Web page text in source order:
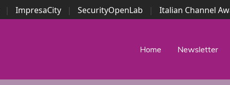
| ImpresaCity | SecurityOpenLab | Italian Channel
Security Awards | ...
Home Newsletter